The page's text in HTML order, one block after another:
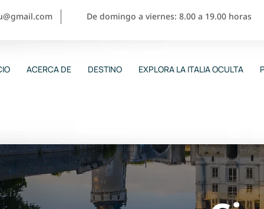
De domingo a viernes: 8.00 a 19.00 horas
ACERCA DE DESTINO EXPLORA LA ITALIA OCULTA